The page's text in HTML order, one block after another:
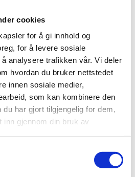
cookies
for å gi innhold og
for å levere sosiale
analysere trafikken vår. Vi deler
hvordan du bruker nettstedet
innen sosiale medier,
som kan kombinere den
du har gjort tilgjengelig for dem,
inn gjennom din bruk av
Ladestasjon» fordi det er nettopp
og bygda i mange år. En
vært med på å gi oss ny energi og